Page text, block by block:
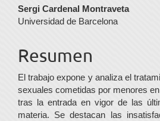
Contenido
principal
del
artículo
Sergi Cardenal Montraveta
Universidad de Barcelona
Resumen
El trabajo expone y analiza el
sexuales cometidas por menores
tras la entrada en vigor de las
materia. Se destacan las